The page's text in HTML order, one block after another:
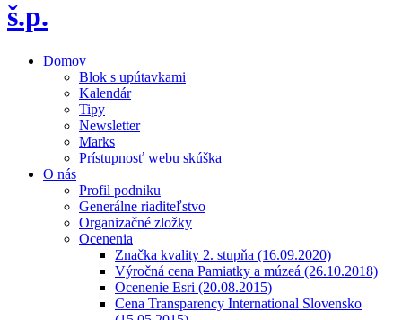
š.p.
Domov
Blok s upútavkami
Kalendár
Tipy
Newsletter
Marks
Prístupnosť webu skúška
O nás
Profil podniku
Generálne riaditeľstvo
Organizačné zložky
Ocenenia
Značka kvality 2. stupňa (16.09.2020)
Výročná cena Pamiatky a múzeá (26.10.2018)
Ocenenie Esri (20.08.2015)
Cena Transparency International Slovensko